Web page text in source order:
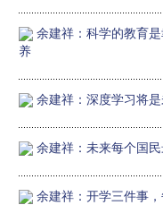
余建祥：科学的教育
养
余建祥：深度学习将
余建祥：未来每个国
余建祥：开学三件事